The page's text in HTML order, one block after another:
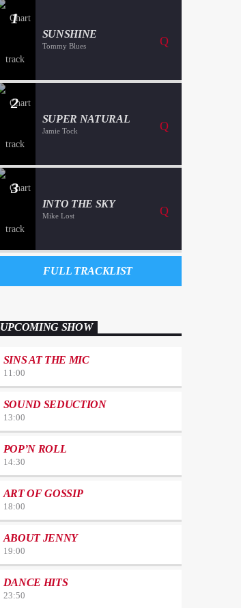
1
SUNSHINE
Tommy Blues
2
SUPER NATURAL
Jamie Tock
3
INTO THE SKY
Mike Lost
FULL TRACKLIST
UPCOMING SHOW
SINS AT THE MIC
11:00
SOUND SEDUCTION
13:00
POP’N ROLL
14:30
ART OF GOSSIP
18:00
ABOUT JENNY
19:00
DANCE HITS
23:50